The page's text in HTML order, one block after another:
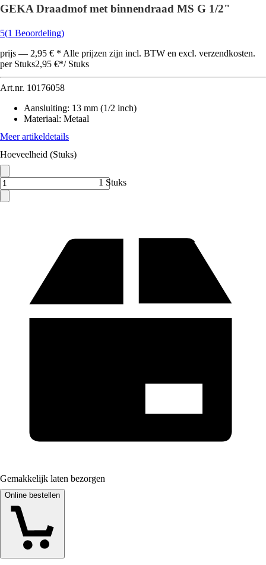
GEKA Draadmof met binnendraad MS G 1/2"
5(1 Beoordeling)
prijs — 2,95 € * Alle prijzen zijn incl. BTW en excl. verzendkosten.
per Stuks2,95 €*/ Stuks
Art.nr. 10176058
Aansluiting: 13 mm (1/2 inch)
Materiaal: Metaal
Meer artikeldetails
Hoeveelheid (Stuks)
1 Stuks
Gemakkelijk laten bezorgen
Online bestellen